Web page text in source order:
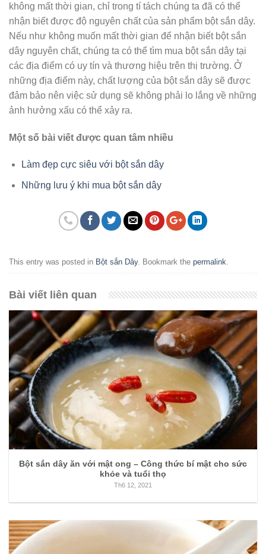
không mất thời gian, chỉ trong tí tách chúng ta đã có thể
nhận biết được độ nguyên chất của sản phẩm bột sắn dây.
Nếu như không muốn mất thời gian để nhận biết bột sắn
dây nguyên chất, chúng ta có thể tìm mua bột sắn dây tại
các địa điểm có uy tín và thương hiệu trên thị trường. Ở
những địa điểm này, chất lượng của bột sắn dây sẽ được
đảm bảo nên việc sử dụng sẽ không phải lo lắng về những
ảnh hưởng xấu có thể xảy ra.
Một số bài viết được quan tâm nhiều
Làm đẹp cực siêu với bột sắn dây
Những lưu ý khi mua bột sắn dây
This entry was posted in Bột sắn Dây. Bookmark the permalink.
Bài viết liên quan
Bột sắn dây ăn với mật ong – Công thức bí mật cho sức
khỏe và tuổi thọ
Th6 12, 2021